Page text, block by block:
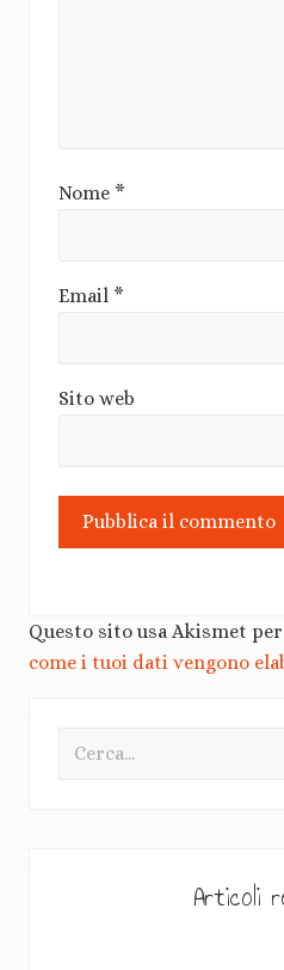
Nome *
Email *
Sito web
Questo sito usa Akismet
come i tuoi dati vengono
Cerca...
Articoli